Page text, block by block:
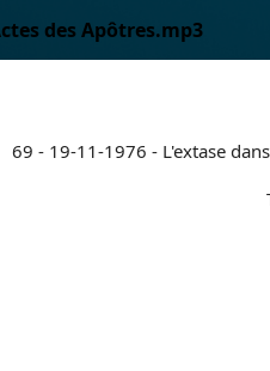
des Apôtres.mp3
69 - 19-11-1976 - L'extase